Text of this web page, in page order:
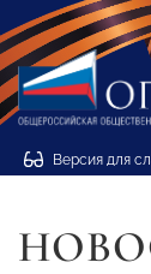
Версия для